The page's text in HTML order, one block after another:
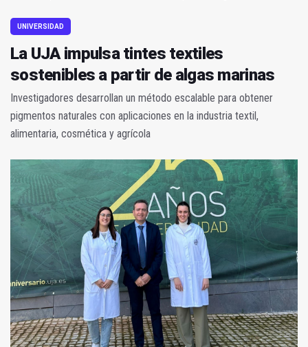
UNIVERSIDAD
La UJA impulsa tintes textiles
sostenibles a partir de algas marinas
Investigadores desarrollan un método escalable para obtener
pigmentos naturales con aplicaciones en la industria textil,
alimentaria, cosmética y agrícola